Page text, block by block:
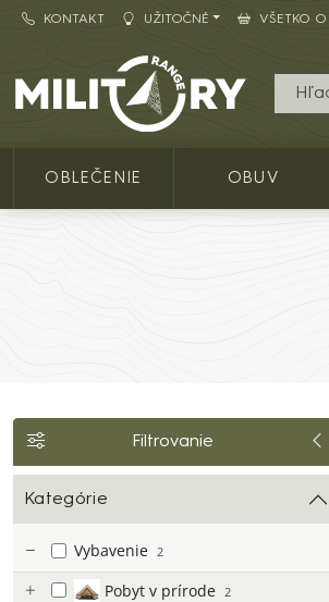
KONTAKT UŽITOČNÉ VŠETKO O
Army shop MILITARY
OBLEČENIE OBUV
Filtrovanie
Kategórie
Vybavenie 2
Pobyt v prírode 2